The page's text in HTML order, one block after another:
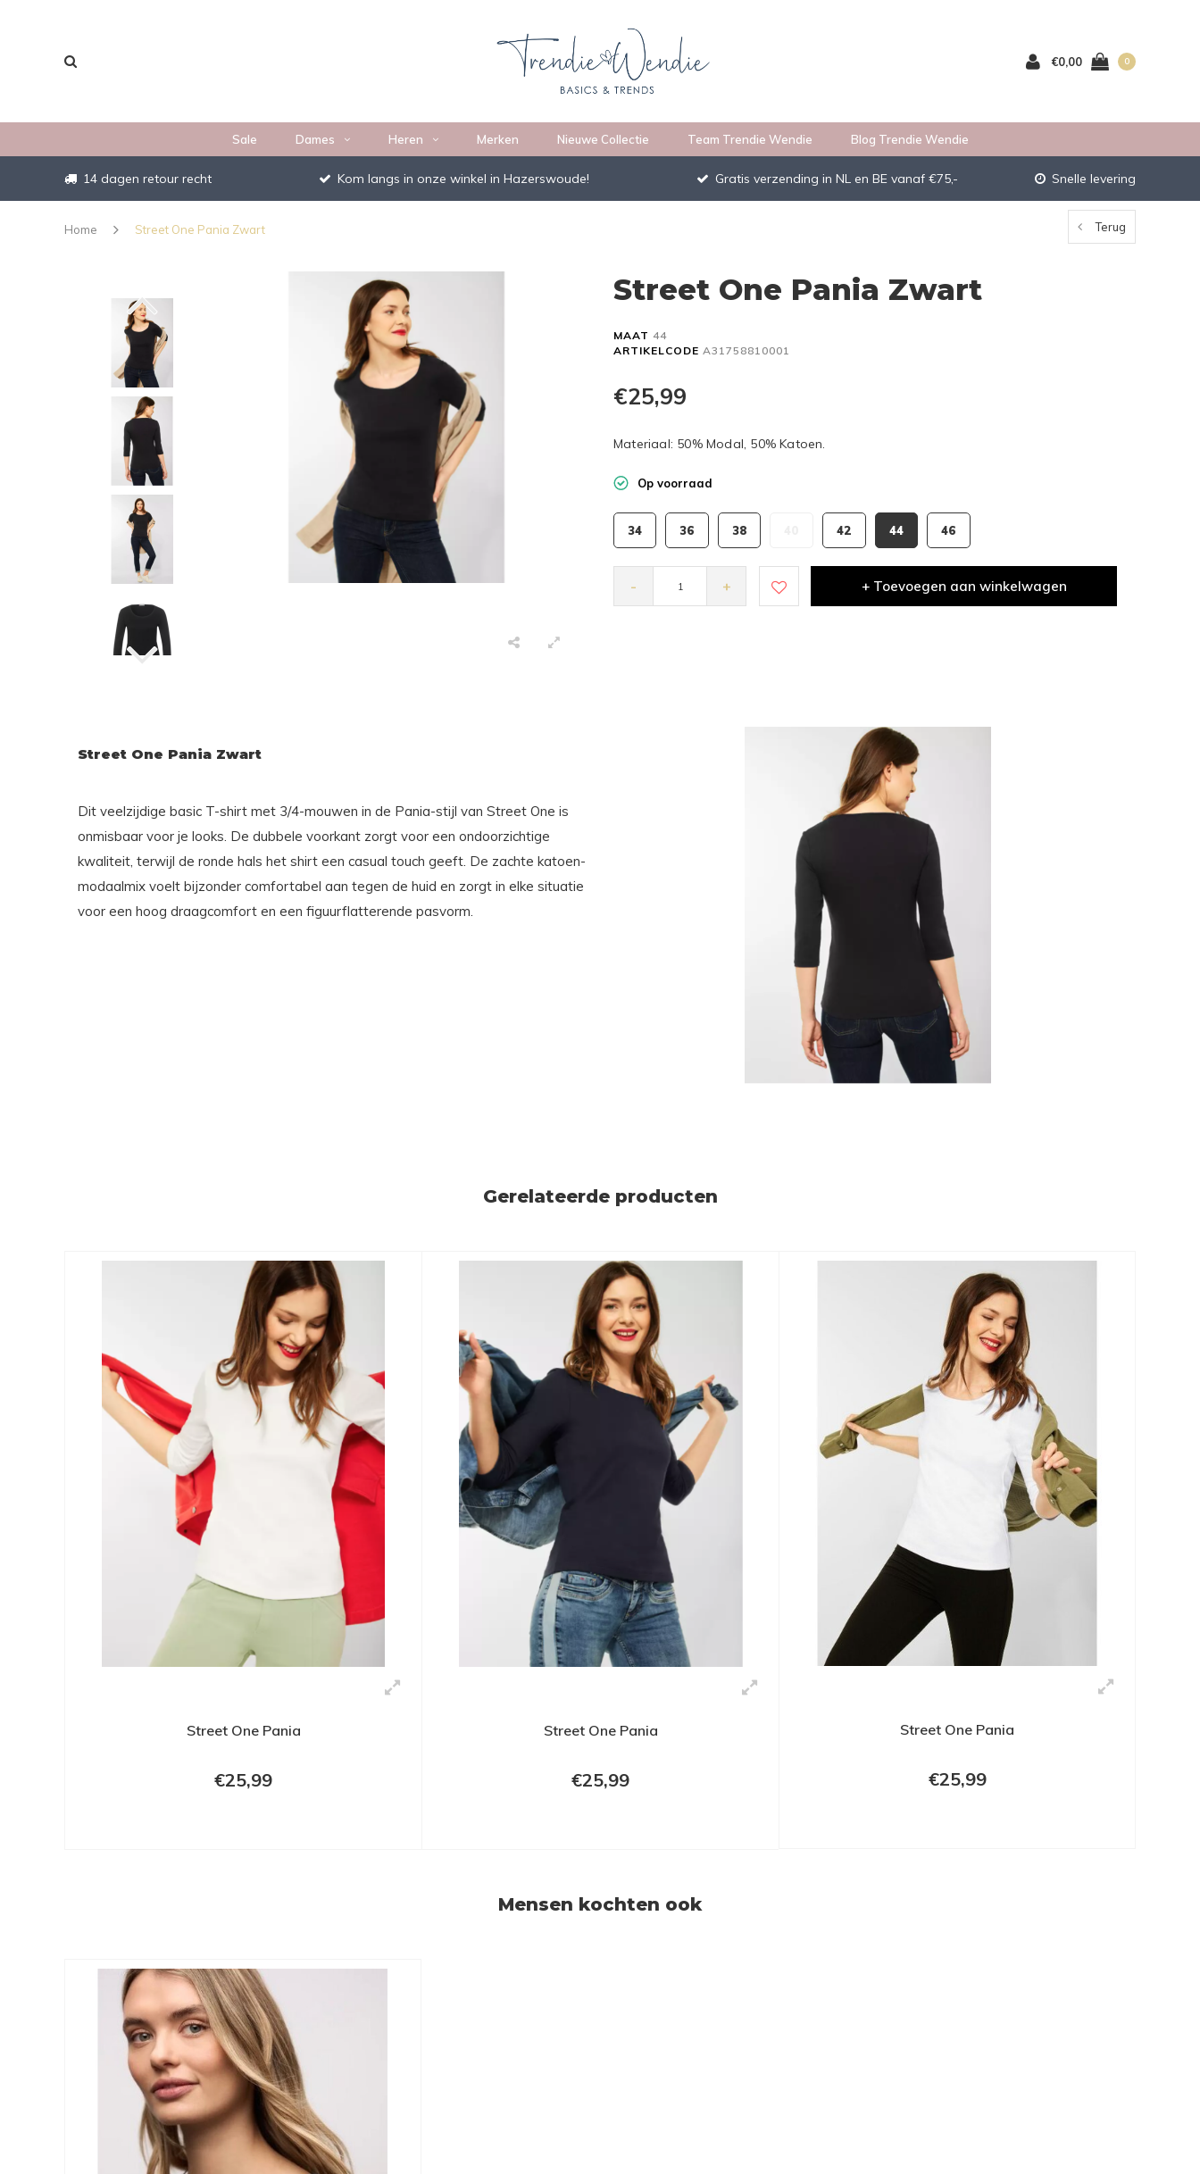
€0,00 0
Sale Dames Heren Merken Nieuwe Collectie Team Trendie Wendie Blog Trendie Wendie
14 dagen retour recht Kom langs in onze winkel in Hazerswoude! Gratis verzending in NL en BE vanaf €75,- Snelle levering
Home Street One Pania Zwart Terug
Street One Pania Zwart
MAAT 44
ARTIKELCODE A31758810001
€25,99
Materiaal: 50% Modal, 50% Katoen.
Op voorraad
34 36 38 42 44 46
- + + Toevoegen aan winkelwagen
Street One Pania Zwart
Dit veelzijdige basic T-shirt met 3/4-mouwen in de Pania-stijl van Street One is
onmisbaar voor je looks. De dubbele voorkant zorgt voor een ondoorzichtige
kwaliteit, terwijl de ronde hals het shirt een casual touch geeft. De zachte katoen-
modaalmix voelt bijzonder comfortabel aan tegen de huid en zorgt in elke situatie
voor een hoog draagcomfort en een figuurflatterende pasvorm.
Gerelateerde producten
Street One Pania
€25,99
Street One Pania
€25,99
Street One Pania
€25,99
Mensen kochten ook